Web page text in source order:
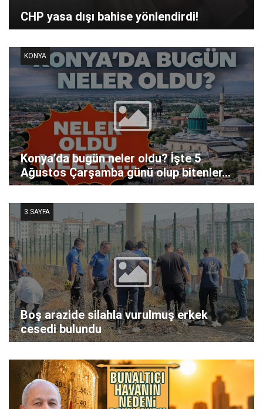
CHP yasa dışı bahise yönlendirdi!
Konya’da bugün neler oldu? İşte 5
Ağustos Çarşamba günü olup bitenler…
KONYA
Boş arazide silahla vurulmuş erkek
cesedi bulundu
3.SAYFA